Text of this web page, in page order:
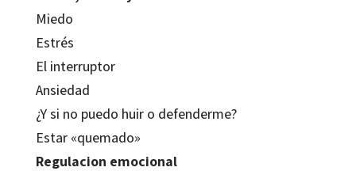
Miedo
Estrés
El interruptor
Ansiedad
¿Y si no puedo huir o defenderme?
Estar «quemado»
Regulacion emocional